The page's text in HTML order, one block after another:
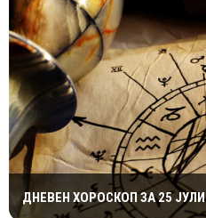
ДНЕВЕН ХОРОСКОП ЗА 25 ЈУЛИ